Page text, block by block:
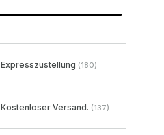
Expresszustellung (180)
Kostenloser Versand. (137)